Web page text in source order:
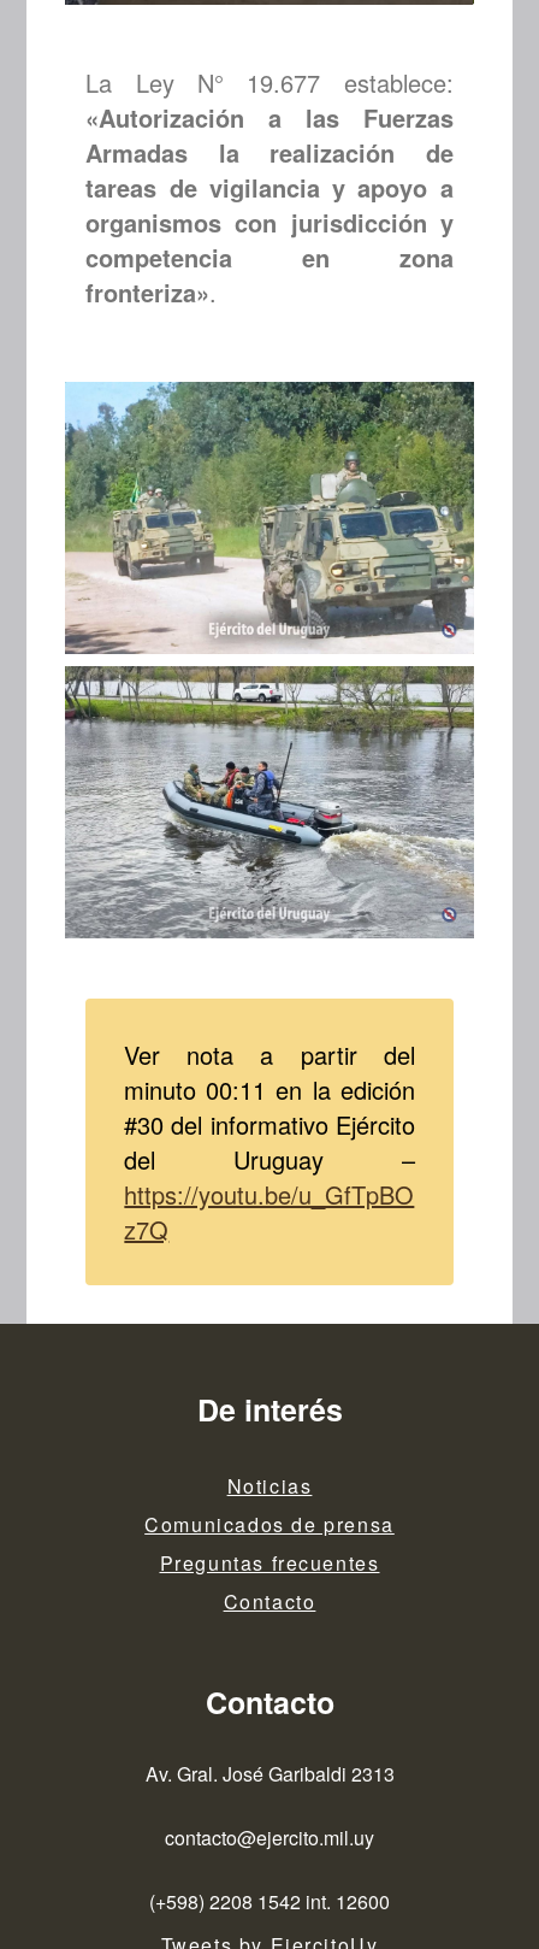
La Ley N° 19.677 establece:
«Autorización a las Fuerzas
Armadas la realización de
tareas de vigilancia y apoyo a
organismos con jurisdicción y
competencia en zona
fronteriza».
Ver nota a partir del
minuto 00:11 en la edición
#30 del informativo Ejército
del Uruguay –
https://youtu.be/u_GfTpBO
z7Q
De interés
Noticias
Comunicados de prensa
Preguntas frecuentes
Contacto
Contacto
Av. Gral. José Garibaldi 2313
contacto@ejercito.mil.uy
(+598) 2208 1542 int. 12600